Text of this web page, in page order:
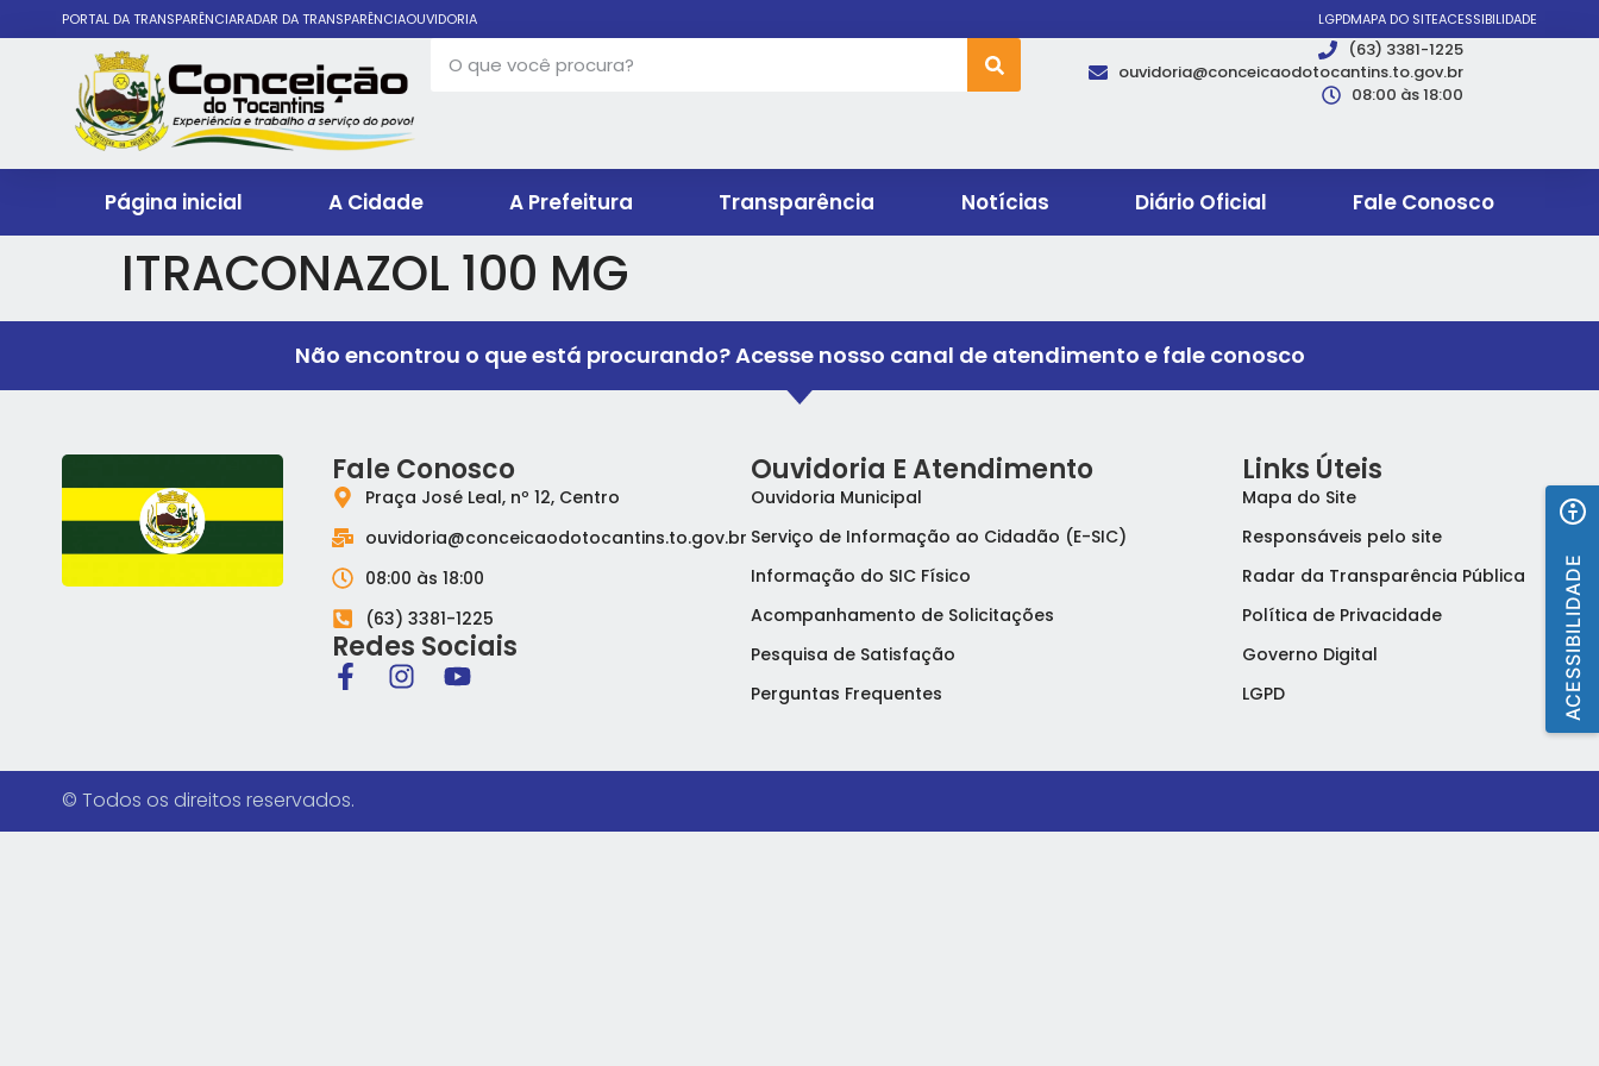
PORTAL DA TRANSPARÊNCIARADAR DA TRANSPARÊNCIAOUVIDORIA LGPDMAPA DO SITEACESSIBILIDADE
(63) 3381-1225
ouvidoria@conceicaodotocantins.to.gov.br
08:00 às 18:00
Página inicial A Cidade A Prefeitura Transparência Notícias Diário Oficial Fale Conosco
ITRACONAZOL 100 MG
Não encontrou o que está procurando? Acesse nosso canal de atendimento e fale conosco
Fale Conosco
Praça José Leal, nº 12, Centro
ouvidoria@conceicaodotocantins.to.gov.br
08:00 às 18:00
(63) 3381-1225
Redes Sociais
Ouvidoria E Atendimento
Ouvidoria Municipal
Serviço de Informação ao Cidadão (E-SIC)
Informação do SIC Físico
Acompanhamento de Solicitações
Pesquisa de Satisfação
Perguntas Frequentes
Links Úteis
Mapa do Site
Responsáveis pelo site
Radar da Transparência Pública
Política de Privacidade
Governo Digital
LGPD
© Todos os direitos reservados.
ACESSIBILIDADE